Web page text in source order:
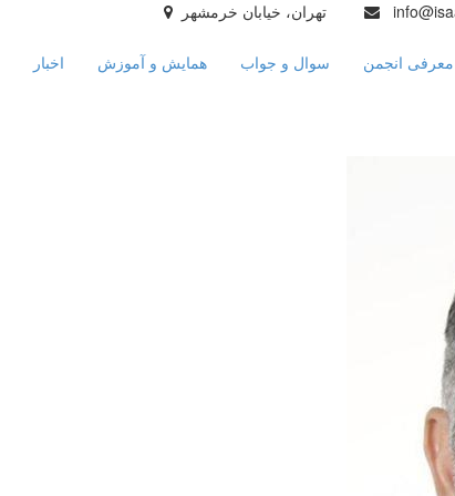
تهران، خیابان خرمشهر
اخبار همایش و آموزش سوال و جواب معرفی انجمن